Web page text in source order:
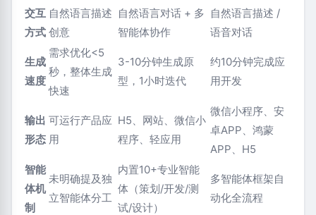
交互
方式
自然语言描述
创意
自然语言对话 + 多
智能体协作
自然语言描述 /
语音对话
生成
速度
需求优化<5
秒，整体生成
快速
3-10分钟生成原
型，1小时迭代
约10分钟完成应
用开发
输出
形态
可运行产品应
用
H5、网站、微信小
程序、轻应用
微信小程序、安
卓APP、鸿蒙
APP、H5
智能
体机
制
未明确提及独
立智能体分工
内置10+专业智能
体（策划/开发/测
试/设计）
多智能体框架自
动化全流程